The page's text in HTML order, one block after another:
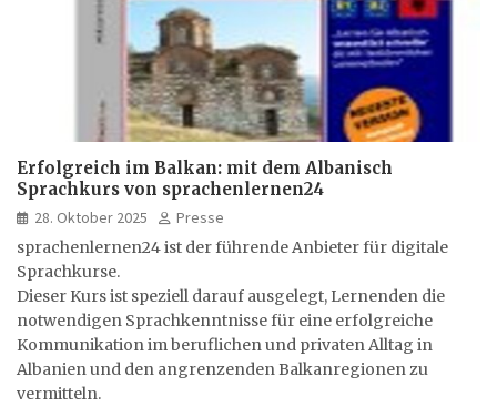
Erfolgreich im Balkan: mit dem Albanisch
Sprachkurs von sprachenlernen24
28. Oktober 2025
Presse
sprachenlernen24 ist der führende Anbieter für digitale
Sprachkurse.
Dieser Kurs ist speziell darauf ausgelegt, Lernenden die
notwendigen Sprachkenntnisse für eine erfolgreiche
Kommunikation im beruflichen und privaten Alltag in
Albanien und den angrenzenden Balkanregionen zu
vermitteln.